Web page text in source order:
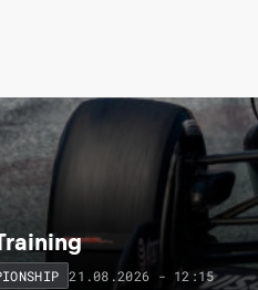
21.08.2026 - 12:15